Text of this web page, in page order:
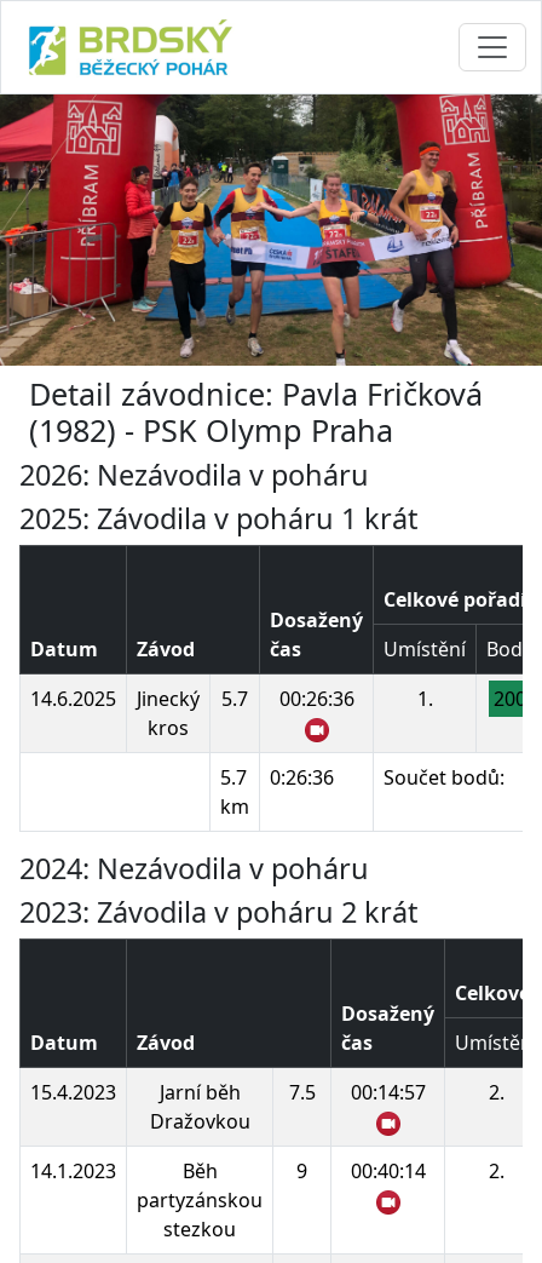
Detail závodnice: Pavla Fričková
(1982) - PSK Olymp Praha
2026: Nezávodila v poháru
2025: Závodila v poháru 1 krát
Datum Závod
Dosažený
čas
Celkové pořadí
Umístění
Body
14.6.2025
Jinecký
kros
5.7 00:26:36 1. 200
5.7
km
0:26:36 Součet bodů:
2024: Nezávodila v poháru
2023: Závodila v poháru 2 krát
Datum Závod
Dosažený
čas
Celkové
Umístění
15.4.2023
Jarní běh
Dražovkou
7.5 00:14:57 2.
14.1.2023
Běh
partyzánskou
stezkou
9 00:40:14 2.